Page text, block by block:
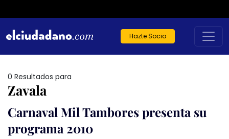
Hazte Socio
0 Resultados para
Zavala
Carnaval Mil Tambores presenta su
programa 2010